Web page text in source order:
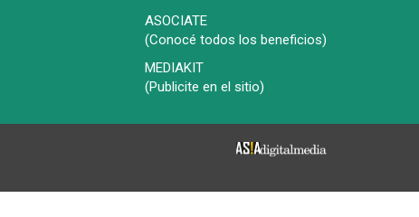
ASOCIATE
(Conocé todos los beneficios)
MEDIAKIT
(Publicite en el sitio)